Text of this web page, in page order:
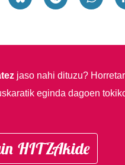
jaso nahi dituzu?
eginda dagoen
HITZAkide